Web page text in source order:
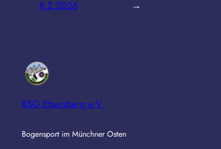
8.2.2026
→
BSG Ebersberg e.V.
Bogensport im Münchner Osten